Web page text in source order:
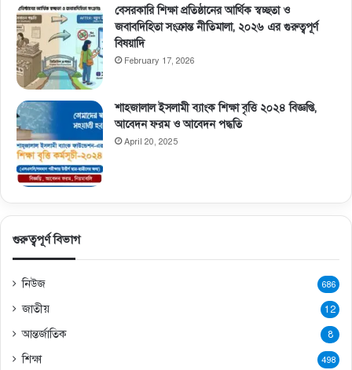
বেসরকারি শিক্ষা প্রতিষ্ঠানের আর্থিক স্বচ্ছতা ও
জবাবদিহিতা সংক্রান্ত নীতিমালা, ২০২৬ এর গুরুত্বপূর্ণ
বিষয়াদি
February 17, 2026
শাহজালাল ইসলামী ব্যাংক শিক্ষা বৃত্তি ২০২৪ বিজ্ঞপ্তি,
আবেদন ফরম ও আবেদন পদ্ধতি
April 20, 2025
গুরুত্বপূর্ণ বিভাগ
নিউজ 686
জাতীয় 12
আন্তর্জাতিক 8
শিক্ষা 498